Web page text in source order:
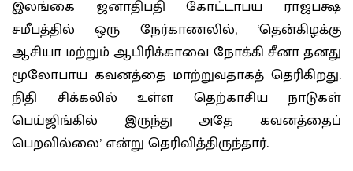
இலங்கை ஜனாதிபதி கோட்டாபய ராஜபக்ஷ
சமீபத்தில் ஒரு நேர்காணலில், ‘தென்கிழக்கு
ஆசியா மற்றும் ஆபிரிக்காவை நோக்கி சீனா தனது
மூலோபாய கவனத்தை மாற்றுவதாகத் தெரிகிறது.
நிதி சிக்கலில் உள்ள தெற்காசிய நாடுகள்
பெய்ஜிங்கில் இருந்து அதே கவனத்தைப்
பெறவில்லை’ என்று தெரிவித்திருந்தார்.